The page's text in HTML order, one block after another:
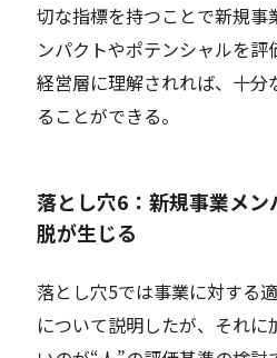
切な指標を持つことで新規事
ンパクトやポテンシャルを評
経営層に理解されれば、十分
ることができる。
落とし穴6：新規事業メ
脱が生じる
落とし穴5では事業に対する
について説明したが、それに